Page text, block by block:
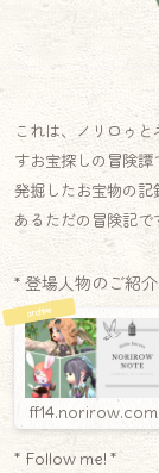
これは、ノリロゥ
すお宝探しの冒険譚
発掘したお宝物の記
あるただの冒険記で
* 登場人物のご紹介
ff14.norirow.com
* Follow me! *